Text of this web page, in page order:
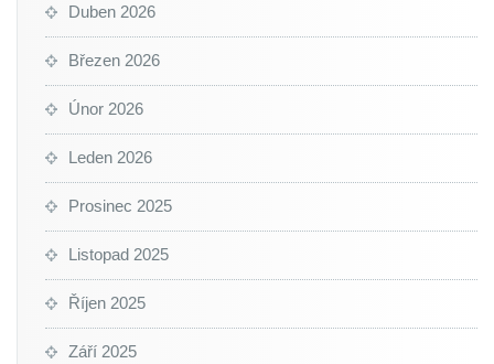
Duben 2026
Březen 2026
Únor 2026
Leden 2026
Prosinec 2025
Listopad 2025
Říjen 2025
Září 2025